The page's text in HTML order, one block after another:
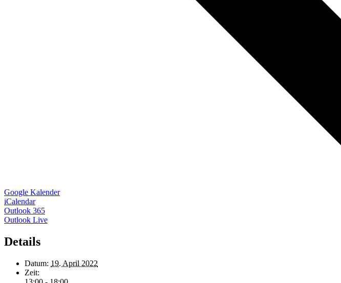
Google Kalender
iCalendar
Outlook 365
Outlook Live
Details
Datum: 19. April 2022
Zeit: